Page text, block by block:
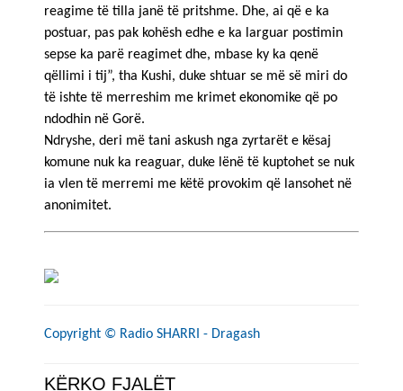
reagime të tilla janë të pritshme. Dhe, ai që e ka
postuar, pas pak kohësh edhe e ka larguar postimin
sepse ka parë reagimet dhe, mbase ky ka qenë
qëllimi i tij”, tha Kushi, duke shtuar se më së miri do
të ishte të merreshim me krimet ekonomike që po
ndodhin në Gorë.
Ndryshe, deri më tani askush nga zyrtarët e kësaj
komune nuk ka reaguar, duke lënë të kuptohet se nuk
ia vlen të merremi me këtë provokim që lansohet në
anonimitet.
Copyright © Radio SHARRI - Dragash
KËRKO FJALËT